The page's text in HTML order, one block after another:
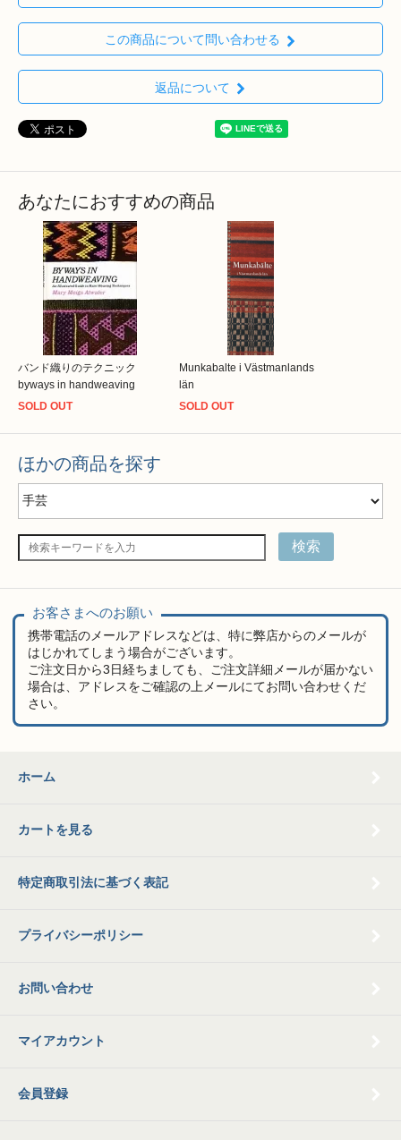
この商品について問い合わせる
返品について
あなたにおすすめの商品
バンド織りのテクニック
byways in handweaving
SOLD OUT
Munkabalte i Västmanlands
län
SOLD OUT
ほかの商品を探す
検索
お客さまへのお願い
携帯電話のメールアドレスなどは、特に弊店からのメールが
はじかれてしまう場合がございます。
ご注文日から3日経ちましても、ご注文詳細メールが届かない
場合は、アドレスをご確認の上メールにてお問い合わせくだ
さい。
ホーム
カートを見る
特定商取引法に基づく表記
プライバシーポリシー
お問い合わせ
マイアカウント
会員登録